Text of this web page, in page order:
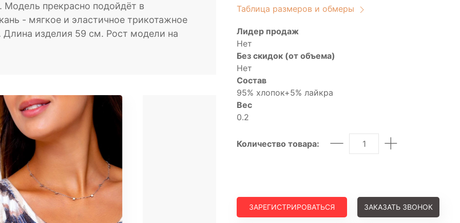
Модель прекрасно подойдёт в
- мягкое и эластичное трикотажное
Длина изделия 59 см. Рост модели на
Таблица размеров и обмеры
Лидер продаж
Нет
Без скидок (от объема)
Нет
Состав
95% хлопок+5% лайкра
Вес
0.2
Количество товара:
ЗАРЕГИСТРИРОВАТЬСЯ ЗАКАЗАТЬ ЗВОНОК